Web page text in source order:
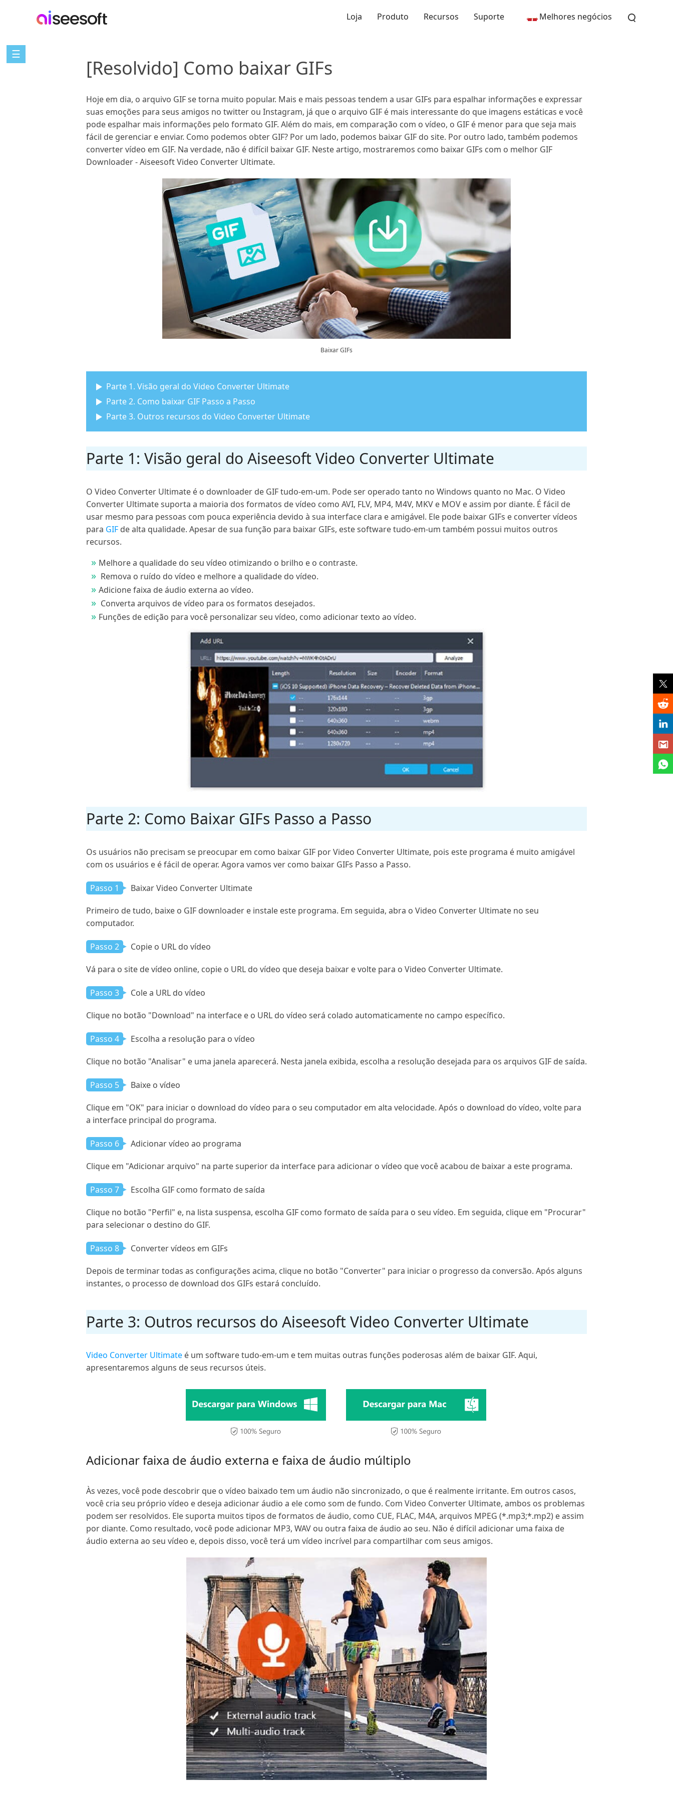
Loja Produto Recursos Suporte Melhores negócios
☰
[Resolvido] Como baixar GIFs
Hoje em dia, o arquivo GIF se torna muito popular. Mais e mais pessoas tendem a usar GIFs para espalhar informações e expressar
suas emoções para seus amigos no twitter ou Instagram, já que o arquivo GIF é mais interessante do que imagens estáticas e você
pode espalhar mais informações pelo formato GIF. Além do mais, em comparação com o vídeo, o GIF é menor para que seja mais
fácil de gerenciar e enviar. Como podemos obter GIF? Por um lado, podemos baixar GIF do site. Por outro lado, também podemos
converter vídeo em GIF. Na verdade, não é difícil baixar GIF. Neste artigo, mostraremos como baixar GIFs com o melhor GIF
Downloader - Aiseesoft Video Converter Ultimate.
Baixar GIFs
Parte 1. Visão geral do Video Converter Ultimate
Parte 2. Como baixar GIF Passo a Passo
Parte 3. Outros recursos do Video Converter Ultimate
Parte 1: Visão geral do Aiseesoft Video Converter Ultimate
O Video Converter Ultimate é o downloader de GIF tudo-em-um. Pode ser operado tanto no Windows quanto no Mac. O Video
Converter Ultimate suporta a maioria dos formatos de vídeo como AVI, FLV, MP4, M4V, MKV e MOV e assim por diante. É fácil de
usar mesmo para pessoas com pouca experiência devido à sua interface clara e amigável. Ele pode baixar GIFs e converter vídeos
para GIF de alta qualidade. Apesar de sua função para baixar GIFs, este software tudo-em-um também possui muitos outros
recursos.
Melhore a qualidade do seu vídeo otimizando o brilho e o contraste.
Remova o ruído do vídeo e melhore a qualidade do vídeo.
Adicione faixa de áudio externa ao vídeo.
Converta arquivos de vídeo para os formatos desejados.
Funções de edição para você personalizar seu vídeo, como adicionar texto ao vídeo.
Parte 2: Como Baixar GIFs Passo a Passo
Os usuários não precisam se preocupar em como baixar GIF por Video Converter Ultimate, pois este programa é muito amigável
com os usuários e é fácil de operar. Agora vamos ver como baixar GIFs Passo a Passo.
Passo 1 Baixar Video Converter Ultimate
Primeiro de tudo, baixe o GIF downloader e instale este programa. Em seguida, abra o Video Converter Ultimate no seu
computador.
Passo 2 Copie o URL do vídeo
Vá para o site de vídeo online, copie o URL do vídeo que deseja baixar e volte para o Video Converter Ultimate.
Passo 3 Cole a URL do vídeo
Clique no botão "Download" na interface e o URL do vídeo será colado automaticamente no campo específico.
Passo 4 Escolha a resolução para o vídeo
Clique no botão "Analisar" e uma janela aparecerá. Nesta janela exibida, escolha a resolução desejada para os arquivos GIF de saída.
Passo 5 Baixe o vídeo
Clique em "OK" para iniciar o download do vídeo para o seu computador em alta velocidade. Após o download do vídeo, volte para
a interface principal do programa.
Passo 6 Adicionar vídeo ao programa
Clique em "Adicionar arquivo" na parte superior da interface para adicionar o vídeo que você acabou de baixar a este programa.
Passo 7 Escolha GIF como formato de saída
Clique no botão "Perfil" e, na lista suspensa, escolha GIF como formato de saída para o seu vídeo. Em seguida, clique em "Procurar"
para selecionar o destino do GIF.
Passo 8 Converter vídeos em GIFs
Depois de terminar todas as configurações acima, clique no botão "Converter" para iniciar o progresso da conversão. Após alguns
instantes, o processo de download dos GIFs estará concluído.
Parte 3: Outros recursos do Aiseesoft Video Converter Ultimate
Video Converter Ultimate é um software tudo-em-um e tem muitas outras funções poderosas além de baixar GIF. Aqui,
apresentaremos alguns de seus recursos úteis.
Adicionar faixa de áudio externa e faixa de áudio múltiplo
Às vezes, você pode descobrir que o vídeo baixado tem um áudio não sincronizado, o que é realmente irritante. Em outros casos,
você cria seu próprio vídeo e deseja adicionar áudio a ele como som de fundo. Com Video Converter Ultimate, ambos os problemas
podem ser resolvidos. Ele suporta muitos tipos de formatos de áudio, como CUE, FLAC, M4A, arquivos MPEG (*.mp3;*.mp2) e assim
por diante. Como resultado, você pode adicionar MP3, WAV ou outra faixa de áudio ao seu. Não é difícil adicionar uma faixa de
áudio externa ao seu vídeo e, depois disso, você terá um vídeo incrível para compartilhar com seus amigos.